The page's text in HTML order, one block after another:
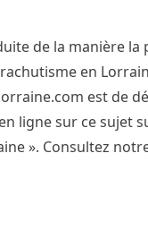
de la manière
en
est de
ligne sur ce sujet
». Consultez